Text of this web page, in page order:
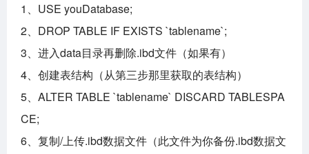
1、USE youDatabase;
2、DROP TABLE IF EXISTS `tablename`;
3、进入data目录再删除.ibd文件（如果有）
4、创建表结构（从第三步那里获取的表结构）
5、ALTER TABLE `tablename` DISCARD TABLESPA
CE;
6、复制/上传.ibd数据文件（此文件为你备份.ibd数据文